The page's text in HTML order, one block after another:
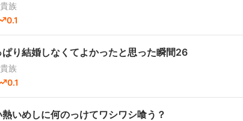
族
0.1
ぱり結婚しなくてよかったと思った瞬間26
族
0.1
いめしに何のっけてワシワシ喰う？